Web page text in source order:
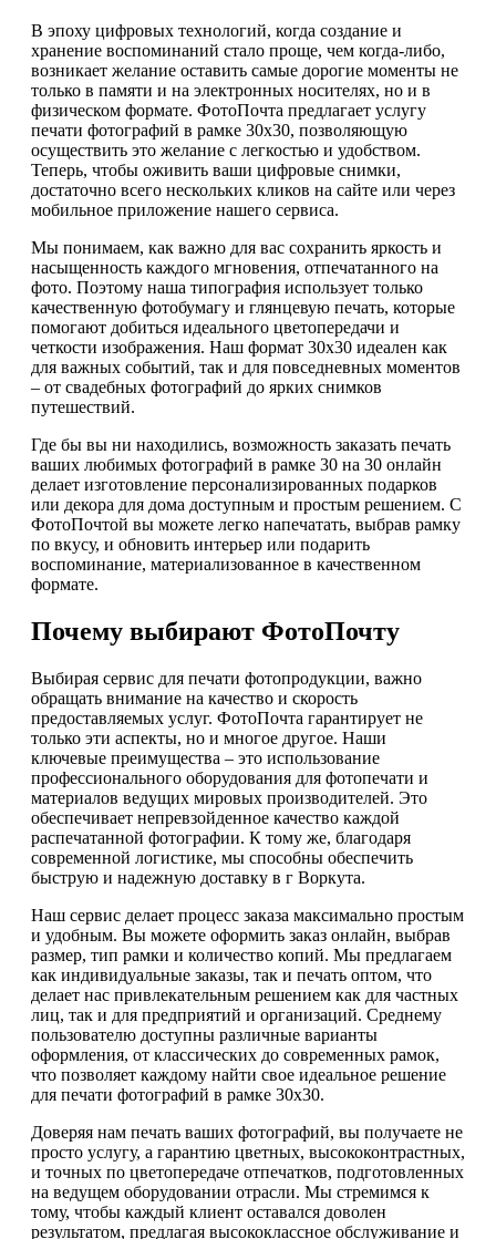
В эпоху цифровых технологий, когда создание и
хранение воспоминаний стало проще, чем когда-либо,
возникает желание оставить самые дорогие моменты не
только в памяти и на электронных носителях, но и в
физическом формате. ФотоПочта предлагает услугу
печати фотографий в рамке 30х30, позволяющую
осуществить это желание с легкостью и удобством.
Теперь, чтобы оживить ваши цифровые снимки,
достаточно всего нескольких кликов на сайте или через
мобильное приложение нашего сервиса.
Мы понимаем, как важно для вас сохранить яркость и
насыщенность каждого мгновения, отпечатанного на
фото. Поэтому наша типография использует только
качественную фотобумагу и глянцевую печать, которые
помогают добиться идеального цветопередачи и
четкости изображения. Наш формат 30х30 идеален как
для важных событий, так и для повседневных моментов
– от свадебных фотографий до ярких снимков
путешествий.
Где бы вы ни находились, возможность заказать печать
ваших любимых фотографий в рамке 30 на 30 онлайн
делает изготовление персонализированных подарков
или декора для дома доступным и простым решением. С
ФотоПочтой вы можете легко напечатать, выбрав рамку
по вкусу, и обновить интерьер или подарить
воспоминание, материализованное в качественном
формате.
Почему выбирают ФотоПочту
Выбирая сервис для печати фотопродукции, важно
обращать внимание на качество и скорость
предоставляемых услуг. ФотоПочта гарантирует не
только эти аспекты, но и многое другое. Наши
ключевые преимущества – это использование
профессионального оборудования для фотопечати и
материалов ведущих мировых производителей. Это
обеспечивает непревзойденное качество каждой
распечатанной фотографии. К тому же, благодаря
современной логистике, мы способны обеспечить
быструю и надежную доставку в г Воркута.
Наш сервис делает процесс заказа максимально простым
и удобным. Вы можете оформить заказ онлайн, выбрав
размер, тип рамки и количество копий. Мы предлагаем
как индивидуальные заказы, так и печать оптом, что
делает нас привлекательным решением как для частных
лиц, так и для предприятий и организаций. Среднему
пользователю доступны различные варианты
оформления, от классических до современных рамок,
что позволяет каждому найти свое идеальное решение
для печати фотографий в рамке 30х30.
Доверяя нам печать ваших фотографий, вы получаете не
просто услугу, а гарантию цветных, высококонтрастных,
и точных по цветопередаче отпечатков, подготовленных
на ведущем оборудовании отрасли. Мы стремимся к
тому, чтобы каждый клиент оставался доволен
результатом, предлагая высококлассное обслуживание и